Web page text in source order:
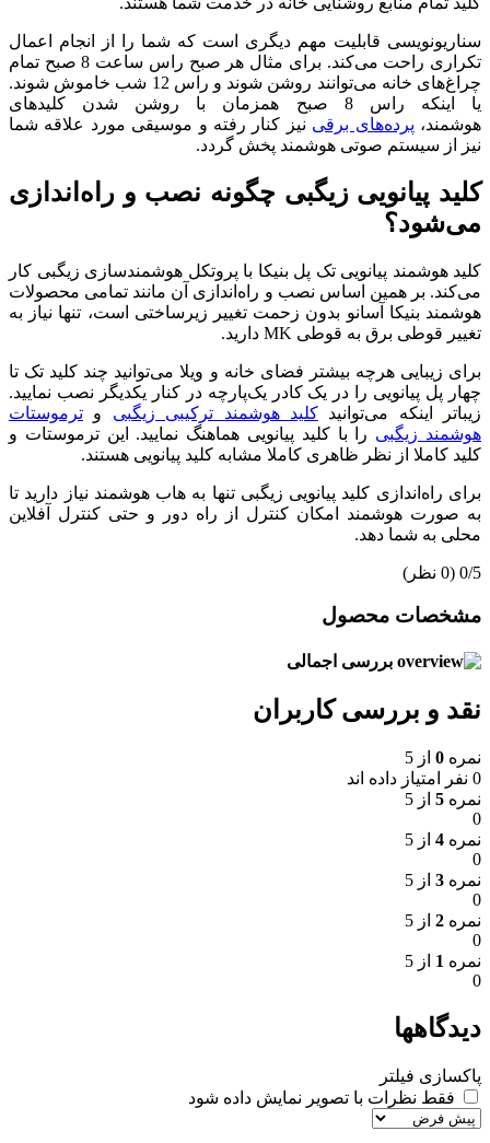
سناریونویسی قابلیت مهم دیگری است که شما را از انجام اعمال
تکراری راحت می‌کند. برای مثال هر صبح راس ساعت 8 صبح تمام
چراغ‌های خانه می‌توانند روشن شوند و راس 12 شب خاموش شوند.
یا اینکه راس 8 صبح همزمان با روشن شدن کلیدهای
هوشمند، پرده‌های برقی نیز کنار رفته و موسیقی مورد علاقه شما
نیز از سیستم صوتی هوشمند پخش گردد.
کلید پیانویی زیگبی چگونه نصب و راه‌اندازی
می‌شود؟
کلید هوشمند پیانویی تک پل بنیکا با پروتکل هوشمندسازی زیگبی کار
می‌کند. بر همین اساس نصب و راه‌اندازی آن مانند تمامی محصولات
هوشمند بنیکا آسانو بدون زحمت تغییر زیرساختی است، تنها نیاز به
تغییر قوطی برق به قوطی MK دارید.
برای زیبایی هرچه بیشتر فضای خانه و ویلا می‌توانید چند کلید تک تا
چهار پل پیانویی را در یک کادر یک‌پارچه در کنار یکدیگر نصب نمایید.
زیباتر اینکه می‌توانیدکلید هوشمند ترکیبی زیگبی و ترموستات
هوشمند زیگبی را با کلید پیانویی هماهنگ نمایید. این ترموستات و
کلید کاملا از نظر ظاهری کاملا مشابه کلید پیانویی هستند.
برای راه‌اندازی کلید پیانویی زیگبی تنها به هاب هوشمند نیاز دارید تا
به صورت هوشمند امکان کنترل از راه دور و حتی کنترل آفلاین
محلی به شما دهد.
‫0/5 ‫(0 نظر)
مشخصات محصول
بررسی اجمالی
نقد و بررسی کاربران
نمره 0 از 5
0 نفر امتیاز داده اند
نمره 5 از 5
0
نمره 4 از 5
0
نمره 3 از 5
0
نمره 2 از 5
0
نمره 1 از 5
0
دیدگاهها
پاکسازی فیلتر
فقط نظرات با تصویر نمایش داده شود